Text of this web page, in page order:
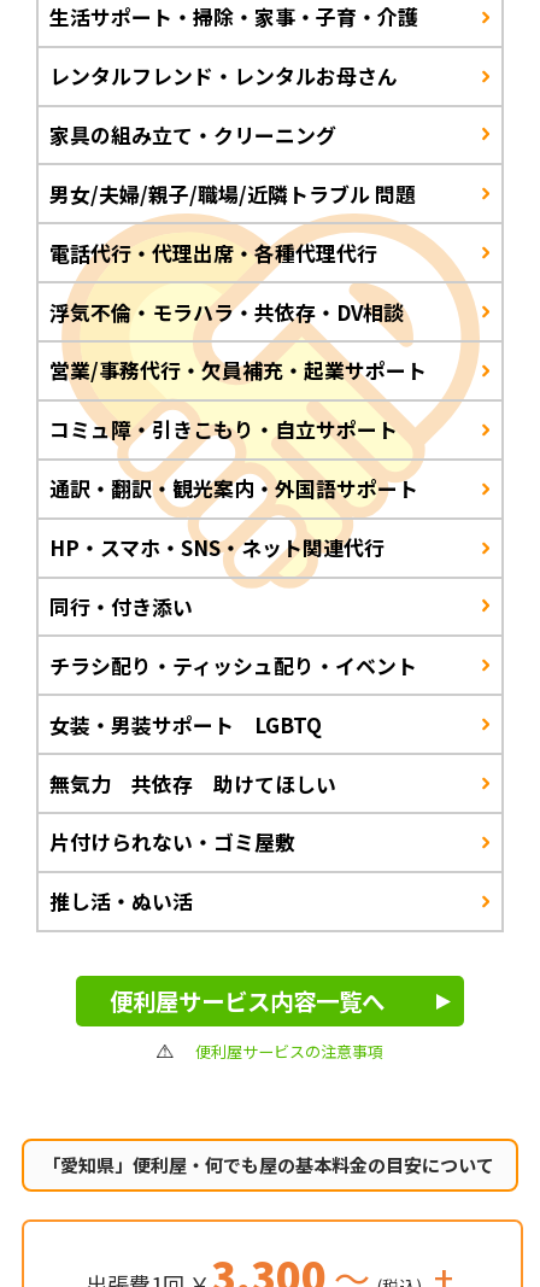
生活サポート・掃除・家事・子育・介護
レンタルフレンド・レンタルお母さん
家具の組み立て・クリーニング
男女/夫婦/親子/職場/近隣トラブル 問題
電話代行・代理出席・各種代理代行
浮気不倫・モラハラ・共依存・DV相談
営業/事務代行・欠員補充・起業サポート
コミュ障・引きこもり・自立サポート
通訳・翻訳・観光案内・外国語サポート
HP・スマホ・SNS・ネット関連代行
同行・付き添い
チラシ配り・ティッシュ配り・イベント
女装・男装サポート LGBTQ
無気力 共依存 助けてほしい
片付けられない・ゴミ屋敷
推し活・ぬい活
便利屋サービス内容一覧へ
便利屋サービスの注意事項
「愛知県」便利屋・何でも屋の基本料金の目安について